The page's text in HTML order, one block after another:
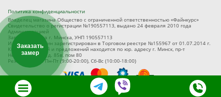
Политика конфиденциальности
Владелец магазина Общество с ограниченной ответственностью «Файнкурс»
Свидетельство о регистрации №190557113, выдано 24 февраля 2010 года
Администрацией
Заводского р-на г. Минска, УНП 190557113
Интернет-магазин зарегистрирован в Торговом реестре №155967 от 01.07.2014 г.
Книга замечаний и предложений находится по юр. адресу г. Минск, пр-т
Независимости, д. 85в, пом 80
Режим работы Пн-Пт (9:00-20:00), Сб-Вс (10:00-18:00)
Заказать
замер